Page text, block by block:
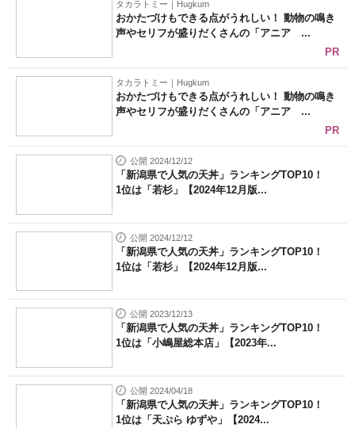
タカラトミー｜Hugkum
おかたづけもできる点がうれしい！ 動物の鳴き
声やセリフが盛りだくさんの「アニア ...
PR
タカラトミー｜Hugkum
おかたづけもできる点がうれしい！ 動物の鳴き
声やセリフが盛りだくさんの「アニア ...
PR
公開 2024/12/12
「新潟県で人気の天丼」ランキングTOP10！
1位は「若杉」【2024年12月版...
公開 2024/12/12
「新潟県で人気の天丼」ランキングTOP10！
1位は「若杉」【2024年12月版...
公開 2023/12/13
「新潟県で人気の天丼」ランキングTOP10！
1位は「小嶋屋総本店」【2023年...
公開 2024/04/18
「新潟県で人気の天丼」ランキングTOP10！
1位は「天ぷら ゆずや」【2024...